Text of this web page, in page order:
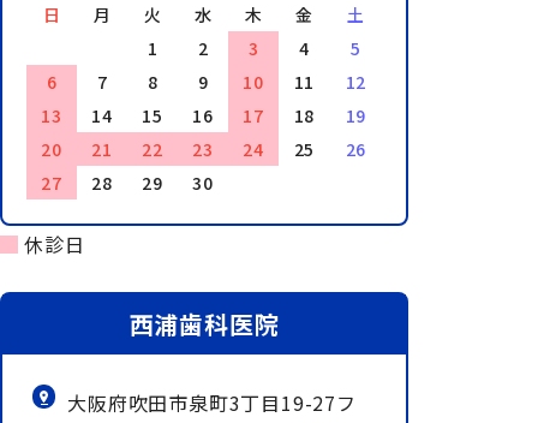
日 月 火 水 木 金
土
1
2 3 4
5
6
7 8 9 10 11
12
13
14 15 16 17 18
19
20
21 22 23 24 25
26
27
28 29 30
休診日
西浦歯科医院
大阪府吹田市泉町3丁目19-27フ